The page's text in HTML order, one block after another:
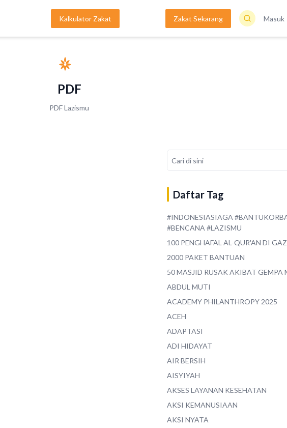
Kalkulator Zakat Zakat Sekarang Masuk
PDF
PDF Lazismu
Daftar Tag
#INDONESIASIAGA
#BENCANA #LAZISMU
100 PENGHAFAL AL-QUR'AN DI
2000 PAKET BANTUAN
50 MASJID RUSAK AKIBAT GEMPA
ABDUL MUTI
ACADEMY PHILANTHROPY 2025
ACEH
ADAPTASI
ADI HIDAYAT
AIR BERSIH
AISYIYAH
AKSES LAYANAN KESEHATAN
AKSI KEMANUSIAAN
AKSI NYATA